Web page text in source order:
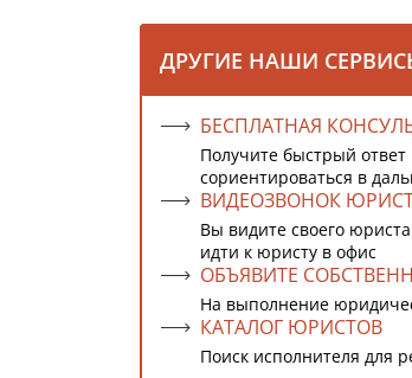
ДРУГИЕ НАШИ
БЕСПЛАТНАЯ
Получите быстрый
сориентироваться в
ВИДЕОЗВОНОК
Вы видите своего
идти к юристу в офис
ОБЪЯВИТЕ
На выполнение
КАТАЛОГ ЮРИСТОВ
Поиск исполнителя для